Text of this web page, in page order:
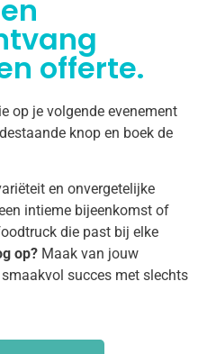
offerte.
op je volgende evenement
knop en boek de
en onvergetelijke
intieme bijeenkomst of
die past bij elke
op? Maak van jouw
succes met slechts